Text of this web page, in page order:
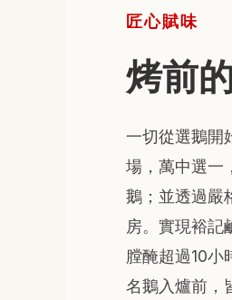
匠心賦味
烤前
一切從選鵝開
場，萬中選一
鵝；並透過嚴
房。實現裕記
膛醃超過10小
名鵝入爐前，